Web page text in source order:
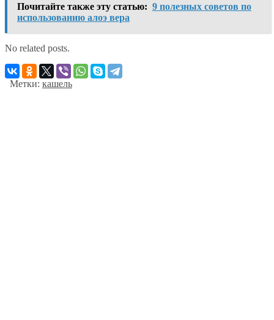
Почитайте также эту статью: 9 полезных советов по
использованию алоэ вера
No related posts.
Метки: кашель